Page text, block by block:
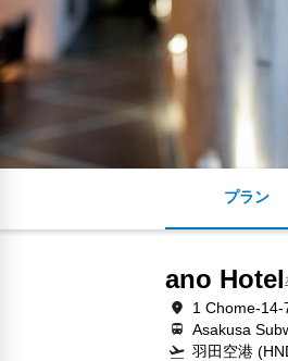
プラン
ano Hotel
1 Chome-14-
Asakusa
羽田空港